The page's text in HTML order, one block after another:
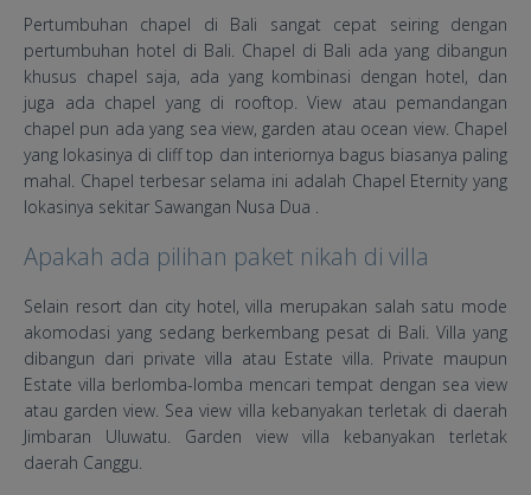
Pertumbuhan chapel di Bali sangat cepat seiring dengan
pertumbuhan hotel di Bali. Chapel di Bali ada yang dibangun
khusus chapel saja, ada yang kombinasi dengan hotel, dan
juga ada chapel yang di rooftop. View atau pemandangan
chapel pun ada yang sea view, garden atau ocean view. Chapel
yang lokasinya di cliff top dan interiornya bagus biasanya paling
mahal. Chapel terbesar selama ini adalah Chapel Eternity yang
lokasinya sekitar Sawangan Nusa Dua .
Apakah ada pilihan paket nikah di villa
Selain resort dan city hotel, villa merupakan salah satu mode
akomodasi yang sedang berkembang pesat di Bali. Villa yang
dibangun dari private villa atau Estate villa. Private maupun
Estate villa berlomba-lomba mencari tempat dengan sea view
atau garden view. Sea view villa kebanyakan terletak di daerah
Jimbaran Uluwatu. Garden view villa kebanyakan terletak
daerah Canggu.